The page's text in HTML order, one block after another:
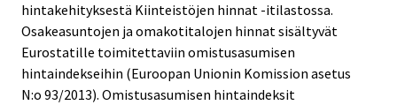
hintakehityksestä Kiinteistöjen hinnat -itilastossa.
Osakeasuntojen ja omakotitalojen hinnat sisältyvät
Eurostatille toimitettaviin omistusasumisen
hintaindekseihin (Euroopan Unionin Komission asetus
N:o 93/2013). Omistusasumisen hintaindeksit